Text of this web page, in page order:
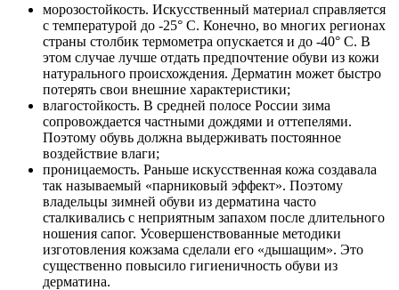
морозостойкость. Искусственный материал справляется
с температурой до -25° С. Конечно, во многих регионах
страны столбик термометра опускается и до -40° С. В
этом случае лучше отдать предпочтение обуви из кожи
натурального происхождения. Дерматин может быстро
потерять свои внешние характеристики;
влагостойкость. В средней полосе России зима
сопровождается частными дождями и оттепелями.
Поэтому обувь должна выдерживать постоянное
воздействие влаги;
проницаемость. Раньше искусственная кожа создавала
так называемый «парниковый эффект». Поэтому
владельцы зимней обуви из дерматина часто
сталкивались с неприятным запахом после длительного
ношения сапог. Усовершенствованные методики
изготовления кожзама сделали его «дышащим». Это
существенно повысило гигиеничность обуви из
дерматина.